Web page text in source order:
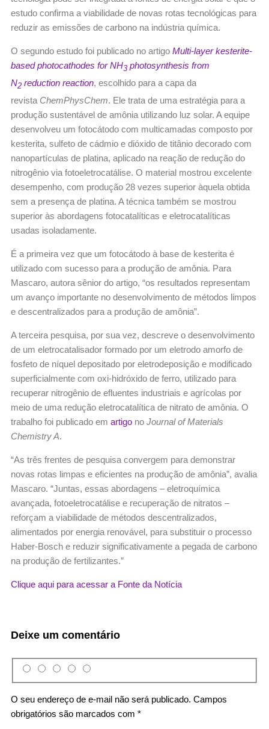
estudo confirma a viabilidade de novas rotas tecnológicas para
reduzir as emissões de carbono na indústria química.
O segundo estudo foi publicado no artigo Multi-layer kesterite-
based photocathodes for NH3 photosynthesis from
N2 reduction reaction, escolhido para a capa da
revista ChemPhysChem. Ele trata de uma estratégia para a
produção sustentável de amônia utilizando luz solar. A equipe
desenvolveu um fotocátodo com multicamadas composto por
kesterita, sulfeto de cádmio e dióxido de titânio decorado com
nanopartículas de platina, aplicado na reação de redução do
nitrogênio via fotoeletrocatálise. O material mostrou excelente
desempenho, com produção 28 vezes superior àquela obtida
sem a presença de platina. A técnica também se mostrou
superior às abordagens fotocatalíticas e eletrocatalíticas
usadas isoladamente.
É a primeira vez que um fotocátodo à base de kesterita é
utilizado com sucesso para a produção de amônia. Para
Mascaro, autora sênior do artigo, “os resultados representam
um avanço importante no desenvolvimento de métodos limpos
e descentralizados para a produção de amônia”.
A terceira pesquisa, por sua vez, descreve o desenvolvimento
de um eletrocatalisador formado por um eletrodo amorfo de
fosfeto de níquel depositado por eletrodeposição e modificado
superficialmente com oxi-hidróxido de ferro, utilizado para
recuperar nitrogênio de efluentes industriais e agrícolas por
meio de uma redução eletrocatalítica de nitrato de amônia. O
trabalho foi publicado em artigo no Journal of Materials
Chemistry A.
“As três frentes de pesquisa convergem para demonstrar
novas rotas limpas e eficientes na produção de amônia”, avalia
Mascaro. “Juntas, essas abordagens – eletroquímica
avançada, fotoeletrocatálise e recuperação de nitratos –
reforçam a viabilidade de métodos descentralizados,
alimentados por energia renovável, para substituir o processo
Haber-Bosch e reduzir significativamente a pegada de carbono
na produção de fertilizantes.”
Clique aqui para acessar a Fonte da Notícia
Deixe um comentário
O seu endereço de e-mail não será publicado. Campos
obrigatórios são marcados com *